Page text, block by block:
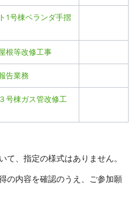
1号棟ベランダ手摺
根等改修工事
告業務
号棟ガス管改修工
、指定の様式はありません。
の内容を確認のうえ、ご参加願